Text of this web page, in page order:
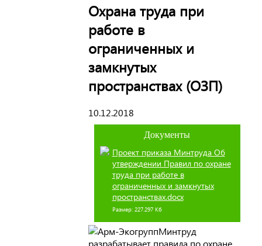
Охрана труда при
работе в
ограниченных и
замкнутых
пространствах (ОЗП)
10.12.2018
Документы
Проект приказа Минтруда Об
утверждении Правил по охране
труда при работе в
ограниченных и замкнутых
пространствах.docx
Размер: 227.297 Кб
Минтруд
разрабатывает правила по охране